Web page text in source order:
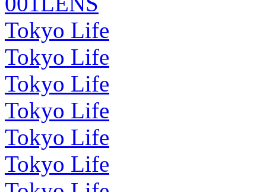
Tokyo Life
Tokyo Life
Tokyo Life
Tokyo Life
Tokyo Life
Tokyo Life